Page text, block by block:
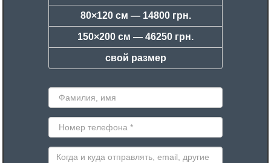
80×120 см — 14800 грн.
150×200 см — 46250 грн.
свой размер